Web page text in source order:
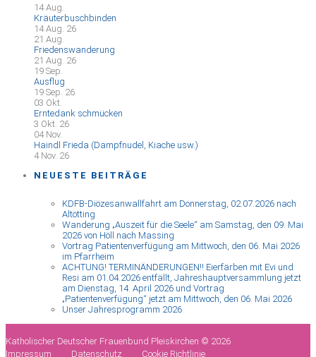
14 Aug.
Kräuterbuschbinden
14 Aug. 26
21 Aug.
Friedenswanderung
21 Aug. 26
19 Sep.
Ausflug
19 Sep. 26
03 Okt.
Erntedank schmücken
3 Okt. 26
04 Nov.
Haindl Frieda (Dampfnudel, Kiache usw.)
4 Nov. 26
NEUESTE BEITRÄGE
KDFB-Diözesanwallfahrt am Donnerstag, 02.07.2026 nach
Altötting
Wanderung „Auszeit für die Seele“ am Samstag, den 09. Mai
2026 von Höll nach Massing
Vortrag Patientenverfügung am Mittwoch, den 06. Mai 2026
im Pfarrheim
ACHTUNG! TERMINÄNDERUNGEN!! Eierfärben mit Evi und
Resi am 01.04.2026 entfällt, Jahreshauptversammlung jetzt
am Dienstag, 14. April 2026 und Vortrag
„Patientenverfügung“ jetzt am Mittwoch, den 06. Mai 2026
Unser Jahresprogramm 2026
Katholischer Deutscher Frauenbund Pleiskirchen © 2026
Impressum
Datenschutz Cookie Richtlinie